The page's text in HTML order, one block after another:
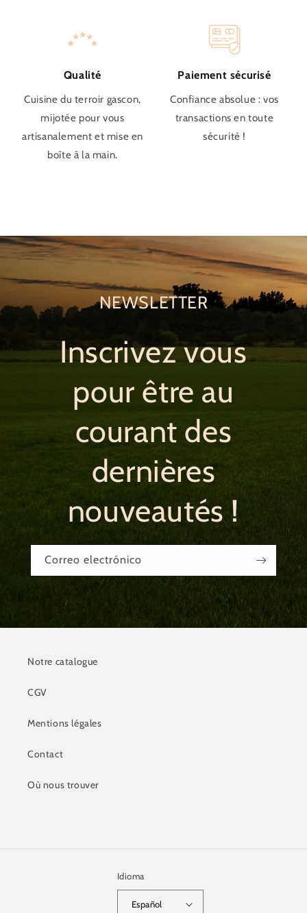
Qualité
Cuisine du terroir gascon,
mijotée pour vous
artisanalement et mise en
boîte à la main.
Paiement sécurisé
Confiance absolue : vos
transactions en toute
sécurité !
NEWSLETTER
Inscrivez vous
pour être au
courant des
dernières
nouveautés !
Correo electrónico
Notre catalogue
CGV
Mentions légales
Contact
Où nous trouver
Idioma
Español